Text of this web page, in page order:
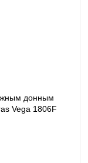
донным
Vega 1806F